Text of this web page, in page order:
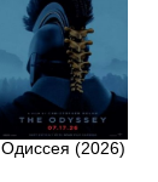
Одиссея (2026)